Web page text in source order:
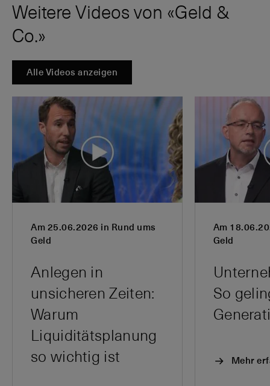
Weitere Videos von «Geld &
Co.»
Alle Videos anzeigen
Am 25.06.2026 in Rund ums
Geld
Anlegen in
unsicheren Zeiten:
Warum
Liquiditätsplanung
so wichtig ist
Am
Geld
So
Mehr